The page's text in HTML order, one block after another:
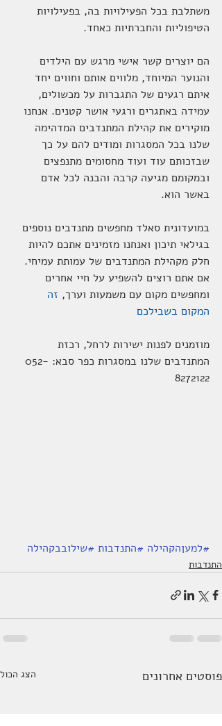
משתלבת בכל הפעילויות בה, בפעילויות
הטיפוליות והחברתיות כאחד.
הם יוצרים קשר אישי מרגש עם הילדים
והנוער המיוחד, מלווים אותם וחווים יחד
איתם רגעים של התגברות על מכשולים,
עמידה באתגרים ורגעי אושר קטנים. אנחנו
מוקירים את קהילת המתנדבים המדהימה
שלנו בכל המסגרות ומודים להם על כך
שבזכותם עוד ועוד מחסומים מתנפצים
ובמקומם מגיעה קרבה והבנה לכל אדם
באשר הוא.
במועדונית סאלד מחפשים מתנדבים נוספים
בגילאי תיכון ואנחנו מזמינים אתכם להיות
חלק מקהילת המתנדבים של עמותת עמיחי.
אם אתם רוצים להשפיע על חיי אחרים
ומחפשים מקום עם משמעות וערך, זה
המקום בשבילכם
מוזמנים לפנות ישירות לרחל, רכזת
המתנדבים שלנו במסגרות כפר סבא: 052-
8272122
#למעןהקהילה #התנדבות #שילובבקהילה
התנדבות
פוסטים אחרונים הצג הכול